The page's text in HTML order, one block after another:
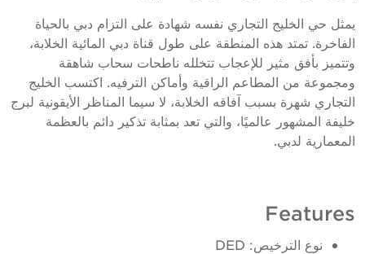
يمثل حي الخليج التجاري نفسه شهادة على التزام دبي بالحياة
الفاخرة. تمتد هذه المنطقة على طول قناة دبي المائية الخلابة،
وتتميز بأفق مثير للإعجاب تتخلله ناطحات سحاب شاهقة
ومجموعة من المطاعم الراقية وأماكن الترفيه. اكتسب الخليج
التجاري شهرة بسبب آفاقه الخلابة، لا سيما المناظر الأيقونية لبرج
خليفة المشهور عالميًا، والتي تعد بمثابة تذكير دائم بالعظمة
المعمارية لدبي.
Features
نوع الترخيص: DED